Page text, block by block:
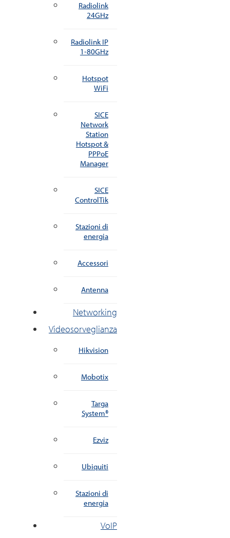
Radiolink
24GHz
Radiolink IP
1-80GHz
Hotspot
WiFi
SICE
Network
Station
Hotspot &
PPPoE
Manager
SICE
ControlTik
Stazioni di
energia
Accessori
Antenna
Networking
Videosorveglianza
Hikvision
Mobotix
Targa
System®
Ezviz
Ubiquiti
Stazioni di
energia
VoIP